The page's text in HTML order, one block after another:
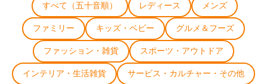
すべて（五十音順） レディース メンズ
ファミリー キッズ・ベビー グルメ＆フーズ
ファッション・雑貨 スポーツ・アウトドア
インテリア・生活雑貨 サービス・カルチャー・その他